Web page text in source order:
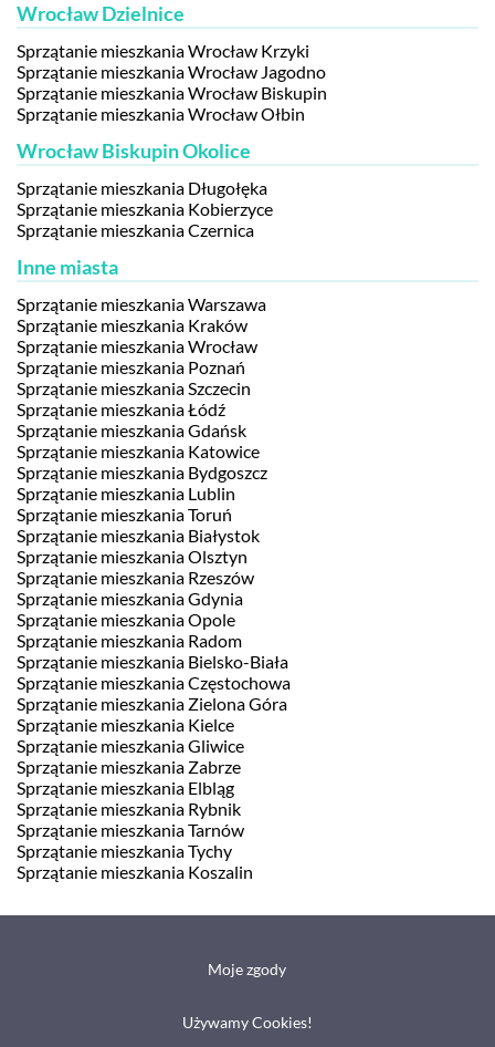
Wrocław Dzielnice
Sprzątanie mieszkania Wrocław Krzyki
Sprzątanie mieszkania Wrocław Jagodno
Sprzątanie mieszkania Wrocław Biskupin
Sprzątanie mieszkania Wrocław Ołbin
Wrocław Biskupin Okolice
Sprzątanie mieszkania Długołęka
Sprzątanie mieszkania Kobierzyce
Sprzątanie mieszkania Czernica
Inne miasta
Sprzątanie mieszkania Warszawa
Sprzątanie mieszkania Kraków
Sprzątanie mieszkania Wrocław
Sprzątanie mieszkania Poznań
Sprzątanie mieszkania Szczecin
Sprzątanie mieszkania Łódź
Sprzątanie mieszkania Gdańsk
Sprzątanie mieszkania Katowice
Sprzątanie mieszkania Bydgoszcz
Sprzątanie mieszkania Lublin
Sprzątanie mieszkania Toruń
Sprzątanie mieszkania Białystok
Sprzątanie mieszkania Olsztyn
Sprzątanie mieszkania Rzeszów
Sprzątanie mieszkania Gdynia
Sprzątanie mieszkania Opole
Sprzątanie mieszkania Radom
Sprzątanie mieszkania Bielsko-Biała
Sprzątanie mieszkania Częstochowa
Sprzątanie mieszkania Zielona Góra
Sprzątanie mieszkania Kielce
Sprzątanie mieszkania Gliwice
Sprzątanie mieszkania Zabrze
Sprzątanie mieszkania Elbląg
Sprzątanie mieszkania Rybnik
Sprzątanie mieszkania Tarnów
Sprzątanie mieszkania Tychy
Sprzątanie mieszkania Koszalin
Moje zgody
Używamy Cookies!